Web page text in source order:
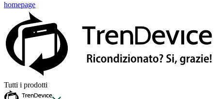
homepage
Tutti i prodotti